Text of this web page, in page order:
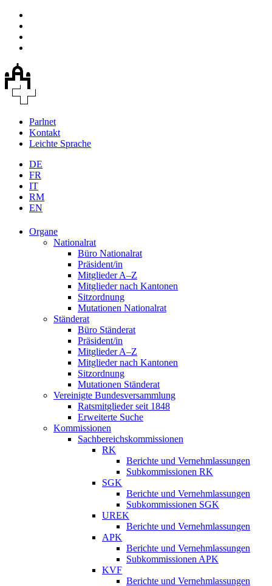
Parlnet
Kontakt
Leichte Sprache
DE
FR
IT
RM
EN
Organe
Nationalrat
Büro Nationalrat
Präsident/in
Mitglieder A–Z
Mitglieder nach Kantonen
Sitzordnung
Mutationen Nationalrat
Ständerat
Büro Ständerat
Präsident/in
Mitglieder A–Z
Mitglieder nach Kantonen
Sitzordnung
Mutationen Ständerat
Vereinigte Bundesversammlung
Ratsmitglieder seit 1848
Erweiterte Suche
Kommissionen
Sachbereichskommissionen
RK
Berichte und Vernehmlassungen
Subkommissionen RK
SGK
Berichte und Vernehmlassungen
Subkommissionen SGK
UREK
Berichte und Vernehmlassungen
APK
Berichte und Vernehmlassungen
Subkommissionen APK
KVF
Berichte und Vernehmlassungen